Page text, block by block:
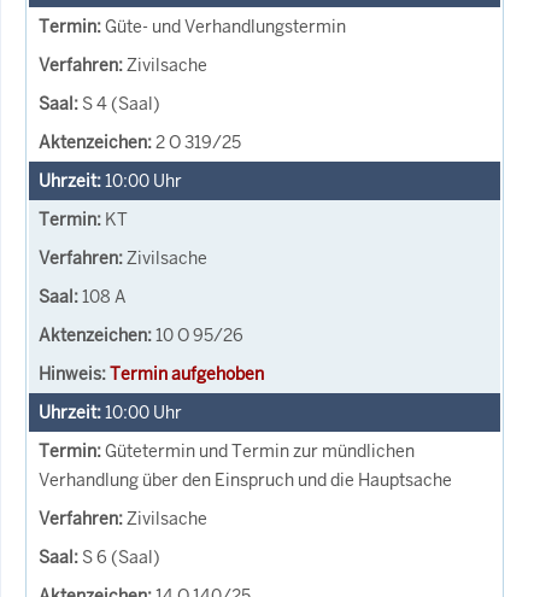
Güte- und Verhandlungstermin
Zivilsache
S 4 (Saal)
2 O 319/25
10:00 Uhr
KT
Zivilsache
108 A
10 O 95/26
Termin aufgehoben
10:00 Uhr
Gütetermin und Termin zur mündlichen
Verhandlung über den Einspruch und die Hauptsache
Zivilsache
S 6 (Saal)